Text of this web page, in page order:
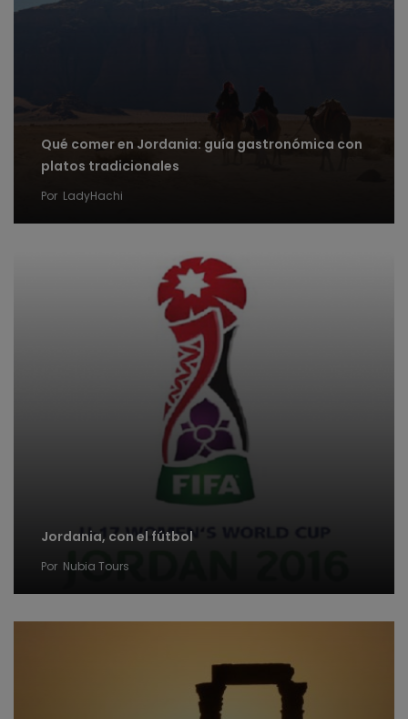
Qué comer en Jordania: guía gastronómica con
platos tradicionales
Por LadyHachi
Jordania, con el fútbol
Por Nubia Tours